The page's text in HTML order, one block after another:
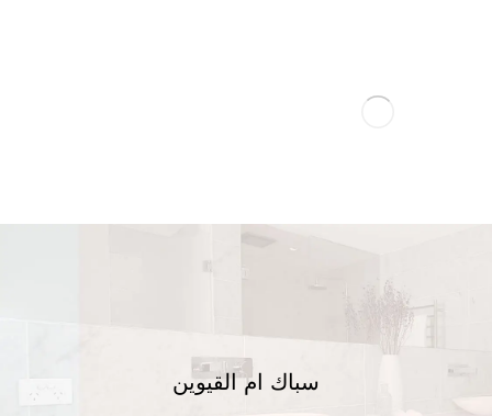
سباك ام القيوين